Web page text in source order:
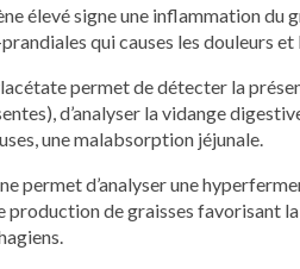
élevé signe une inflammation du
qui causes les douleurs et
permet de détecter la
d’analyser la vidange
une malabsorption jéjunale.
permet d’analyser une
production de graisses favorisant